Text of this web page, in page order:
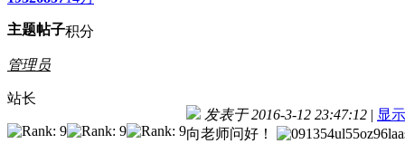
主题帖子积分
管理员
站长
发表于 2016-3-12 23:47:12 | 显
向老师问好！